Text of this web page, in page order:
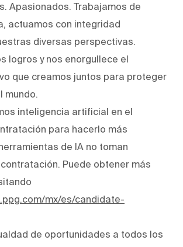
Apasionados. Trabajamos de
actuamos con integridad
diversas perspectivas.
logros y nos enorgullece el
que creamos juntos para proteger
mundo.
inteligencia artificial en el
para hacerlo más
de IA no toman
Puede obtener más
mx/es/candidate-
de oportunidades a todos los